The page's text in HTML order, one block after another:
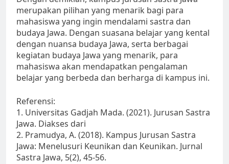
merupakan pilihan yang menarik bagi para
mahasiswa yang ingin mendalami sastra dan
budaya Jawa. Dengan suasana belajar yang kental
dengan nuansa budaya Jawa, serta berbagai
kegiatan budaya Jawa yang menarik, para
mahasiswa akan mendapatkan pengalaman
belajar yang berbeda dan berharga di kampus ini.
Referensi:
1. Universitas Gadjah Mada. (2021). Jurusan Sastra
Jawa. Diakses dari
2. Pramudya, A. (2018). Kampus Jurusan Sastra
Jawa: Menelusuri Keunikan dan Keunikan. Jurnal
Sastra Jawa, 5(2), 45-56.